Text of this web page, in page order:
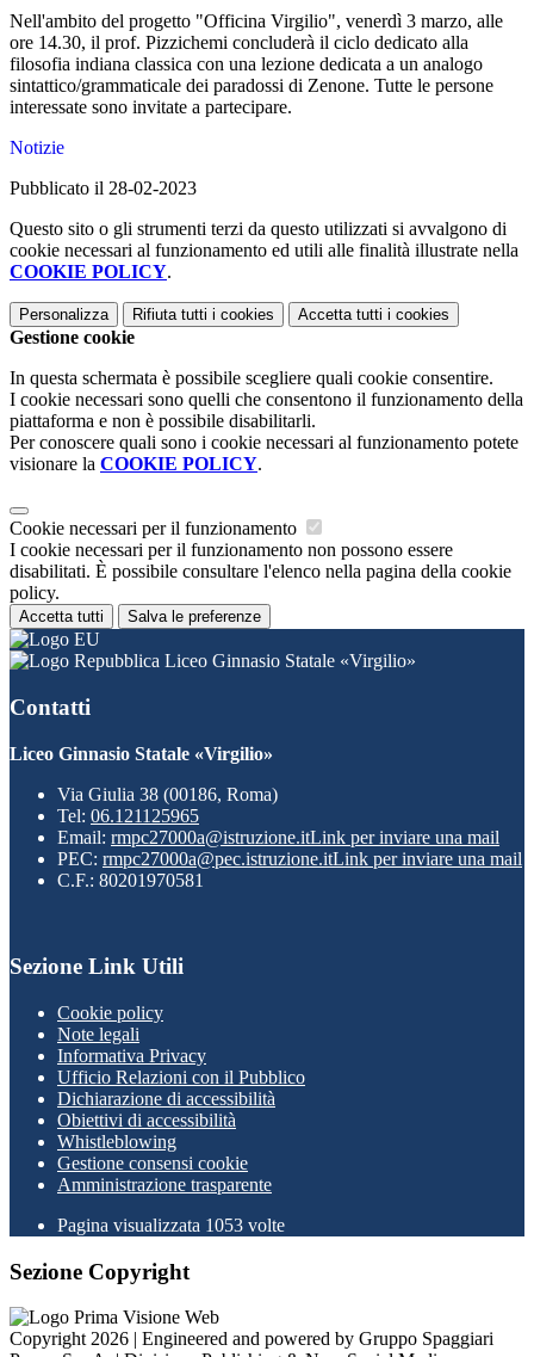
Nell'ambito del progetto "Officina Virgilio", venerdì 3 marzo, alle
ore 14.30, il prof. Pizzichemi concluderà il ciclo dedicato alla
filosofia indiana classica con una lezione dedicata a un analogo
sintattico/grammaticale dei paradossi di Zenone. Tutte le persone
interessate sono invitate a partecipare.
Notizie
Pubblicato il 28-02-2023
Questo sito o gli strumenti terzi da questo utilizzati si avvalgono di
cookie necessari al funzionamento ed utili alle finalità illustrate nella
COOKIE POLICY.
Personalizza Rifiuta tutti i cookies Accetta tutti i cookies
Gestione cookie
In questa schermata è possibile scegliere quali cookie consentire.
I cookie necessari sono quelli che consentono il funzionamento della
piattaforma e non è possibile disabilitarli.
Per conoscere quali sono i cookie necessari al funzionamento potete
visionare la COOKIE POLICY.
Cookie necessari per il funzionamento
I cookie necessari per il funzionamento non possono essere
disabilitati. È possibile consultare l'elenco nella pagina della cookie
policy.
Accetta tutti Salva le preferenze
Liceo Ginnasio Statale «Virgilio»
Contatti
Liceo Ginnasio Statale «Virgilio»
Via Giulia 38 (00186, Roma)
Tel: 06.121125965
Email: rmpc27000a@istruzione.itLink per inviare una mail
PEC: rmpc27000a@pec.istruzione.itLink per inviare una mail
C.F.: 80201970581
Sezione Link Utili
Cookie policy
Note legali
Informativa Privacy
Ufficio Relazioni con il Pubblico
Dichiarazione di accessibilità
Obiettivi di accessibilità
Whistleblowing
Gestione consensi cookie
Amministrazione trasparente
Pagina visualizzata 1053 volte
Sezione Copyright
Copyright 2026 | Engineered and powered by Gruppo Spaggiari